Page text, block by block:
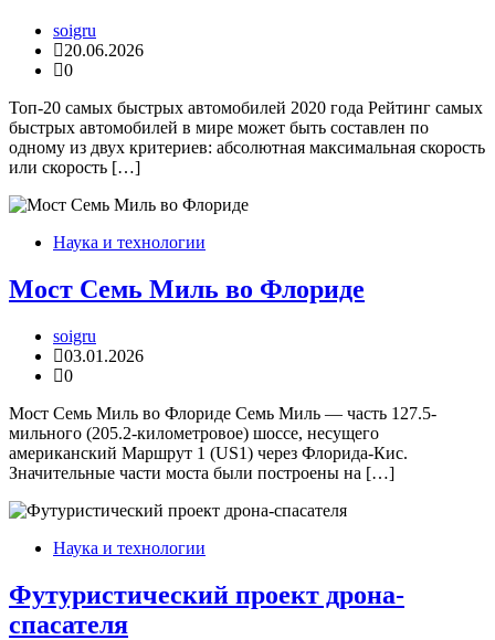
soigru
20.06.2026
0
Топ-20 самых быстрых автомобилей 2020 года Рейтинг самых
быстрых автомобилей в мире может быть составлен по
одному из двух критериев: абсолютная максимальная скорость
или скорость […]
Наука и технологии
Мост Семь Миль во Флориде
soigru
03.01.2026
0
Мост Семь Миль во Флориде Семь Миль — часть 127.5-
мильного (205.2-километровое) шоссе, несущего
американский Маршрут 1 (US1) через Флорида-Кис.
Значительные части моста были построены на […]
Наука и технологии
Футуристический проект дрона-
спасателя